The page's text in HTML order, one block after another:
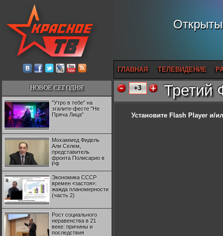
ГЛАВНАЯ ТЕЛЕВИДЕНИЕ
НОВОЕ СЕГОДНЯ
"Утро в тебе" на
эгалите-фесте "Не
Пряча Лица"
Мохаммед Фидель
Али Селем,
представитель
фронта Полисарио в
РФ
Экономика СССР
времен «застоя»:
жажда планомерности
(часть 2)
Рост социального
неравенства в 21
веке: причины и
последствия
+3 Третий
Установите Flash Player и/